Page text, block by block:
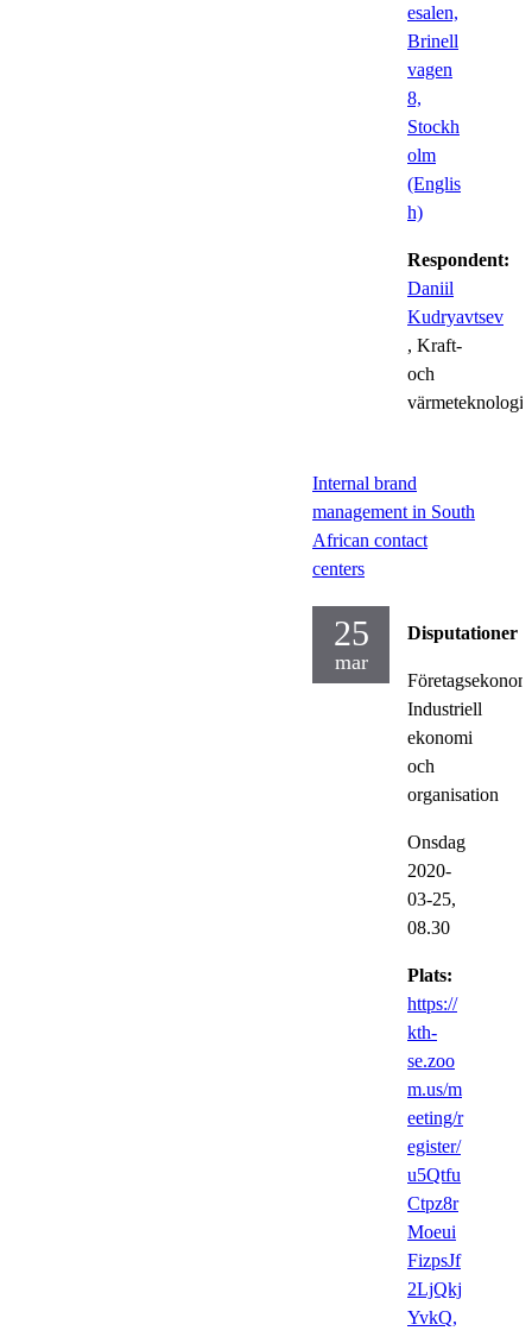
esalen,
Brinell
vagen
8,
Stockh
olm
(Englis
h)
Respondent:
Daniil
Kudryavtsev
, Kraft-
och
värmeteknologi
Internal brand
management in South
African contact
centers
25
mar
Disputationer
Industriell
ekonomi
och
organisation
Onsdag
2020-
03-25,
08.30
Plats:
https://
kth-
se.zoo
m.us/m
eeting/r
egister/
u5Qtfu
Ctpz8r
Moeui
FizpsJf
2LjQkj
YvkQ,